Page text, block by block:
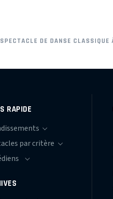
SPECTACLE DE DANSE
RAPIDE